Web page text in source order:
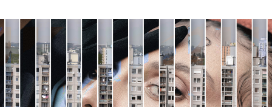
Pro děti
edu
Vše o ČT